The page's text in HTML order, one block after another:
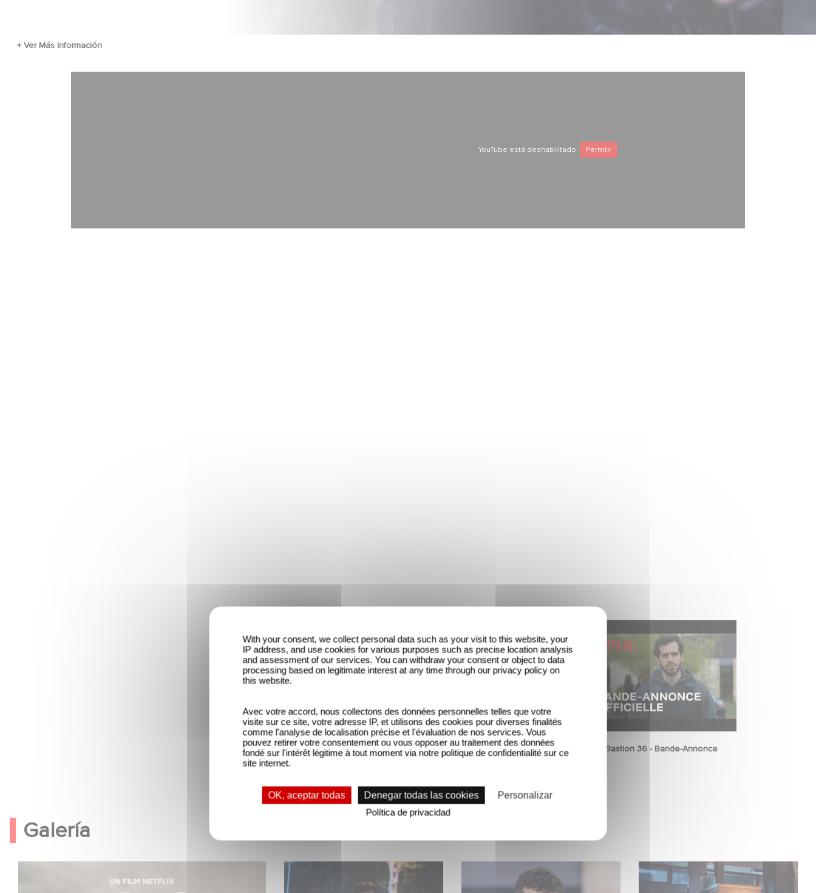
YouTube está deshabilitado. Permitir
Bastion 36 - Bande-Annonce
Galería
With your consent, we collect personal data such as your visit to this website, your
IP address, and use cookies for various purposes such as precise location analysis
and assessment of our services. You can withdraw your consent or object to data
processing based on legitimate interest at any time through our privacy policy on
this website.
Avec votre accord, nous collectons des données personnelles telles que votre
visite sur ce site, votre adresse IP, et utilisons des cookies pour diverses finalités
comme l'analyse de localisation précise et l'évaluation de nos services. Vous
pouvez retirer votre consentement ou vous opposer au traitement des données
fondé sur l'intérêt légitime à tout moment via notre politique de confidentialité sur ce
site internet.
OK, aceptar todas Denegar todas las cookies
Personalizar
Política de privacidad